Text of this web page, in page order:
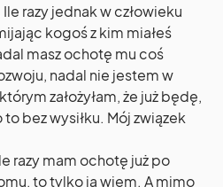
razy jednak w człowieku
kogoś z kim miałeś
masz ochotę mu coś
nadal nie jestem w
założyłam, że już będę,
bez wysiłku. Mój związek
razy mam ochotę już po
to tylko ja wiem. A mimo